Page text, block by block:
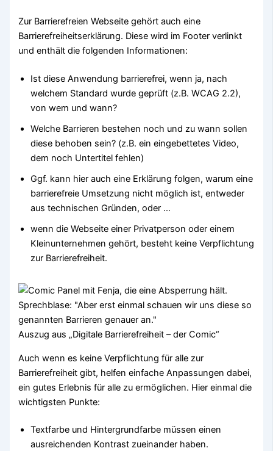
Zur Barrierefreien Webseite gehört auch eine
Barrierefreiheitserklärung. Diese wird im Footer verlinkt
und enthält die folgenden Informationen:
Ist diese Anwendung barrierefrei, wenn ja, nach
welchem Standard wurde geprüft (z.B. WCAG 2.2),
von wem und wann?
Welche Barrieren bestehen noch und zu wann sollen
diese behoben sein? (z.B. ein eingebettetes Video,
dem noch Untertitel fehlen)
Ggf. kann hier auch eine Erklärung folgen, warum eine
barrierefreie Umsetzung nicht möglich ist, entweder
aus technischen Gründen, oder …
wenn die Webseite einer Privatperson oder einem
Kleinunternehmen gehört, besteht keine Verpflichtung
zur Barrierefreiheit.
Auszug aus „Digitale Barrierefreiheit – der Comic“
Auch wenn es keine Verpflichtung für alle zur
Barrierefreiheit gibt, helfen einfache Anpassungen dabei,
ein gutes Erlebnis für alle zu ermöglichen. Hier einmal die
wichtigsten Punkte:
Textfarbe und Hintergrundfarbe müssen einen
ausreichenden Kontrast zueinander haben.